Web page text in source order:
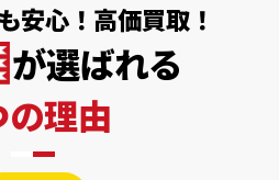
安心！高価買取！
が選ばれる
理由